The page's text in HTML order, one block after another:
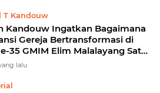
T Kandouw
Kandouw Ingatkan Bagaimana
Gereja Bertransformasi di
35 GMIM Elim Malalayang Satu
lalu